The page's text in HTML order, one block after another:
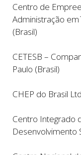
Centro de
Administração
(Brasil)
CETESB –
Paulo (Brasil)
CHEP do Brasil
Centro Integrado
Desenvolvimento